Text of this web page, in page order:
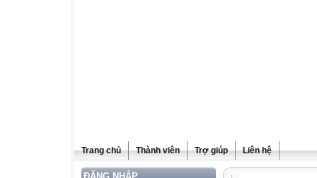
Trang chủ Thành viên Trợ giúp Liên hệ